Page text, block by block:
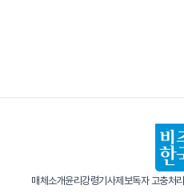
매체소개윤리강령기사제보독자 고충처리